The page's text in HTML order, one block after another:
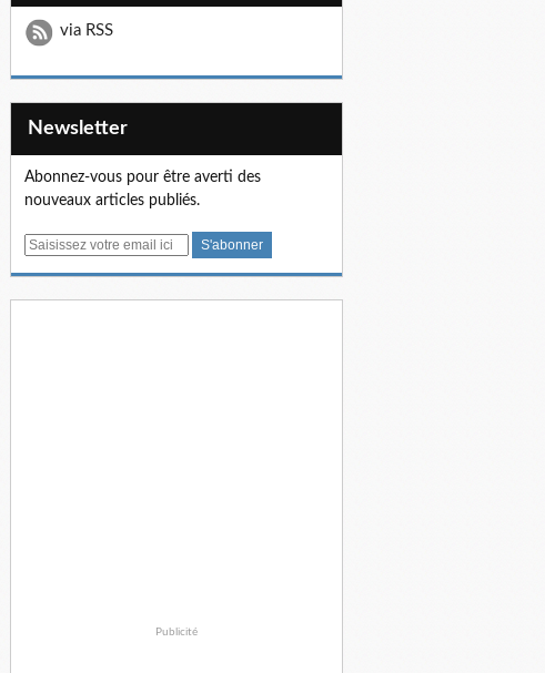
via RSS
Newsletter
Abonnez-vous pour être averti des
nouveaux articles publiés.
E
Publicité